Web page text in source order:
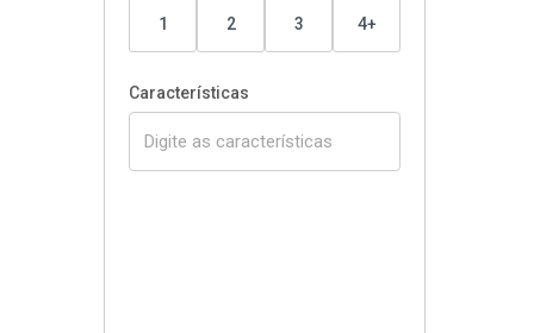
1 2 3 4+
Características